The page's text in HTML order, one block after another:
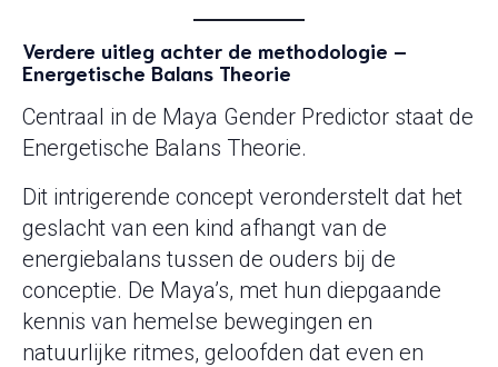
Verdere uitleg achter de methodologie –
Energetische Balans Theorie
Centraal in de Maya Gender Predictor staat de
Energetische Balans Theorie.
Dit intrigerende concept veronderstelt dat het
geslacht van een kind afhangt van de
energiebalans tussen de ouders bij de
conceptie. De Maya’s, met hun diepgaande
kennis van hemelse bewegingen en
natuurlijke ritmes, geloofden dat even en